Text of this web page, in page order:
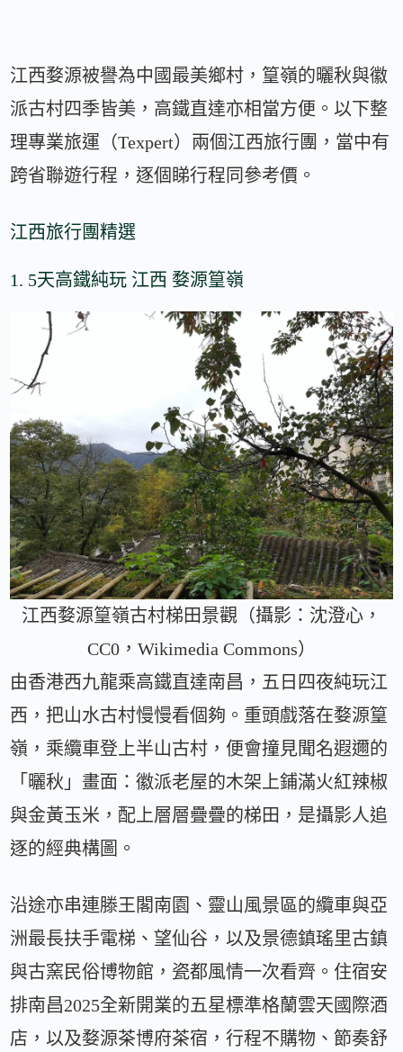
江西婺源被譽為中國最美鄉村，篁嶺的曬秋與徽
派古村四季皆美，高鐵直達亦相當方便。以下整
理專業旅運（Texpert）兩個江西旅行團，當中有
跨省聯遊行程，逐個睇行程同參考價。
江西旅行團精選
1. 5天高鐵純玩 江西 婺源篁嶺
江西婺源篁嶺古村梯田景觀（攝影：沈澄心，
CC0，Wikimedia Commons）
由香港西九龍乘高鐵直達南昌，五日四夜純玩江
西，把山水古村慢慢看個夠。重頭戲落在婺源篁
嶺，乘纜車登上半山古村，便會撞見聞名遐邇的
「曬秋」畫面：徽派老屋的木架上鋪滿火紅辣椒
與金黃玉米，配上層層疊疊的梯田，是攝影人追
逐的經典構圖。
沿途亦串連滕王閣南園、靈山風景區的纜車與亞
洲最長扶手電梯、望仙谷，以及景德鎮瑤里古鎮
與古窯民俗博物館，瓷都風情一次看齊。住宿安
排南昌2025全新開業的五星標準格蘭雲天國際酒
店，以及婺源茶博府茶宿，行程不購物、節奏舒